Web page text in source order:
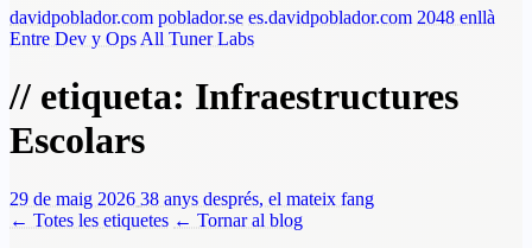
davidpoblador.com poblador.se es.davidpoblador.com 2048 enllà
Entre Dev y Ops All Tuner Labs
// etiqueta: Infraestructures
Escolars
29 de maig 2026 38 anys després, el mateix fang
← Totes les etiquetes ← Tornar al blog